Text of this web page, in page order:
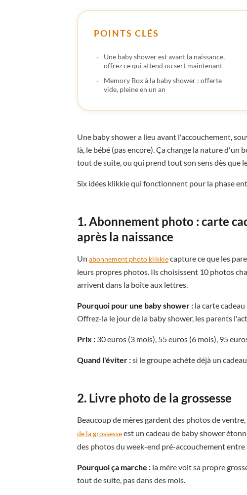
POINTS CLÉS
Une baby shower est avant la naissance,
offrez ce qui attend ou sert maintenant
Memory Box à la baby shower : offerte
vide, pleine en un an
Une baby shower a lieu avant l'accouchement,
là, le bébé (pas encore). Ça change la nature d'un
tout de suite, ou qui prend tout son sens dès que
Six idées klikkie qui fonctionnent pour la phase
1. Abonnement photo : carte
après la naissance
Un abonnement photo klikkiecapture ce que les
leurs propres photos. Ils choisissent 10 photos
arrivent dans la boîte aux lettres.
Pourquoi pour une baby shower : la carte
Offrez-la le jour de la baby shower, les parents
Prix : 30 euros (3 mois), 55 euros (6 mois), 95
Quand l'éviter :si le groupe achète déjà un
2. Livre photo de la grossesse
Beaucoup de mères gardent des photos de
de la grossesseest un cadeau de baby shower
des photos du week-end pré-accouchement entre
Pourquoi ça marche : la mère voit sa propre
tout de suite, pas dans des mois.